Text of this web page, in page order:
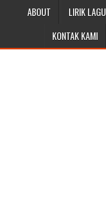
ABOUT LIRIK LAGU
KONTAK KAMI